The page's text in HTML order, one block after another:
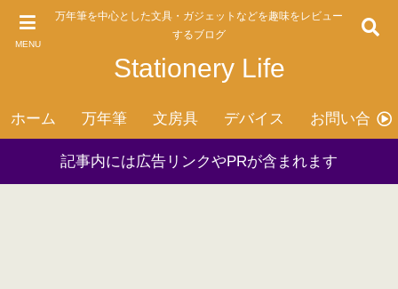
MENU
万年筆を中心とした文具・ガジェットなどを趣味をレビュー
するブログ
Stationery Life
ホーム 万年筆 文房具 デバイス お問い合わ
記事内には広告リンクやPRが含まれます